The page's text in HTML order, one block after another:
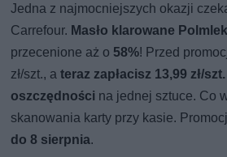
Jedna z najmocniejszych okazji
Carrefour. Masło klarowane
przecenione aż o 58%! Przed
zł/szt., ateraz zapłacisz 13,99 zł/szt.
oszczędności na jednej sztuce. Co
skanowania karty przy kasie.
do 8 sierpnia.